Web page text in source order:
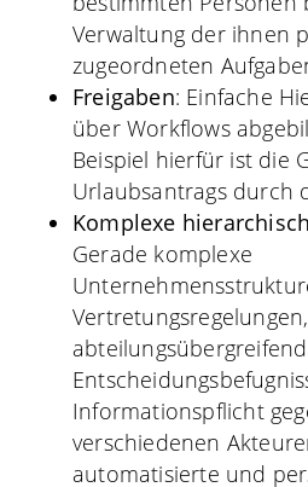
Verwaltung der ihnen
zugeordneten
Freigaben: Einfache
über Workflows
Beispiel hierfür ist die
Urlaubsantrags durch
Komplexe
Gerade komplexe
Vertretungsregelungen,
Informationspflicht
verschiedenen
automatisierte und